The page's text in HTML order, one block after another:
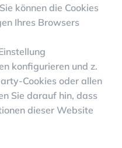
können die Cookies
Ihres Browsers
konfigurieren und z.
Cookies oder allen
Sie darauf hin, dass
dieser Website